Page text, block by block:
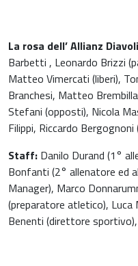
La rosa dell’ Allianz
Barbetti , Leonardo Brizzi
Matteo Vimercati (liberi),
Branchesi, Matteo
Stefani (opposti), Nicola
Filippi, Riccardo Bergognoni
Staff: Danilo Durand (1°
Bonfanti (2° allenatore ed
Manager), Marco
(preparatore atletico), Luca
Benenti (direttore